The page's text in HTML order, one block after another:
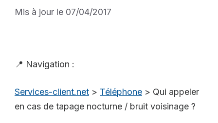
Mis à jour le 07/04/2017
📍 Navigation :
Services-client.net > Téléphone > Qui appeler
en cas de tapage nocturne / bruit voisinage ?